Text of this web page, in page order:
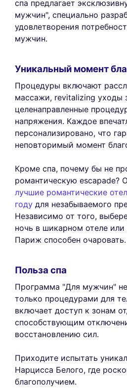
спа предлагает
мужчин", специально
удовлетворения
мужчин.
Уникальный момент
Процедуры включают
массажи, revitalizing уходы
целенаправленные
напряжения. Каждое
персонализировано, что
неповторимый момент
Кроме спа, почему бы не
романтическую escapade?
лучшие романтические
году для незабываемого
Независимо от того,
ночь в шикарном отеле или
Париж способен очаровать.
Польза спа
Программа "Для мужчин" не
только процедурами для
включает доступ к зонам
способствующим
восстановлению сил.
Приходите испытать
Нарцисса Белого, где
благополучием.